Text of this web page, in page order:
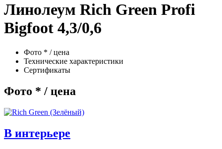
Линолеум Rich Green Profi
Bigfoot 4,3/0,6
Фото * / цена
Технические характеристики
Сертификаты
Фото * / цена
В интерьере